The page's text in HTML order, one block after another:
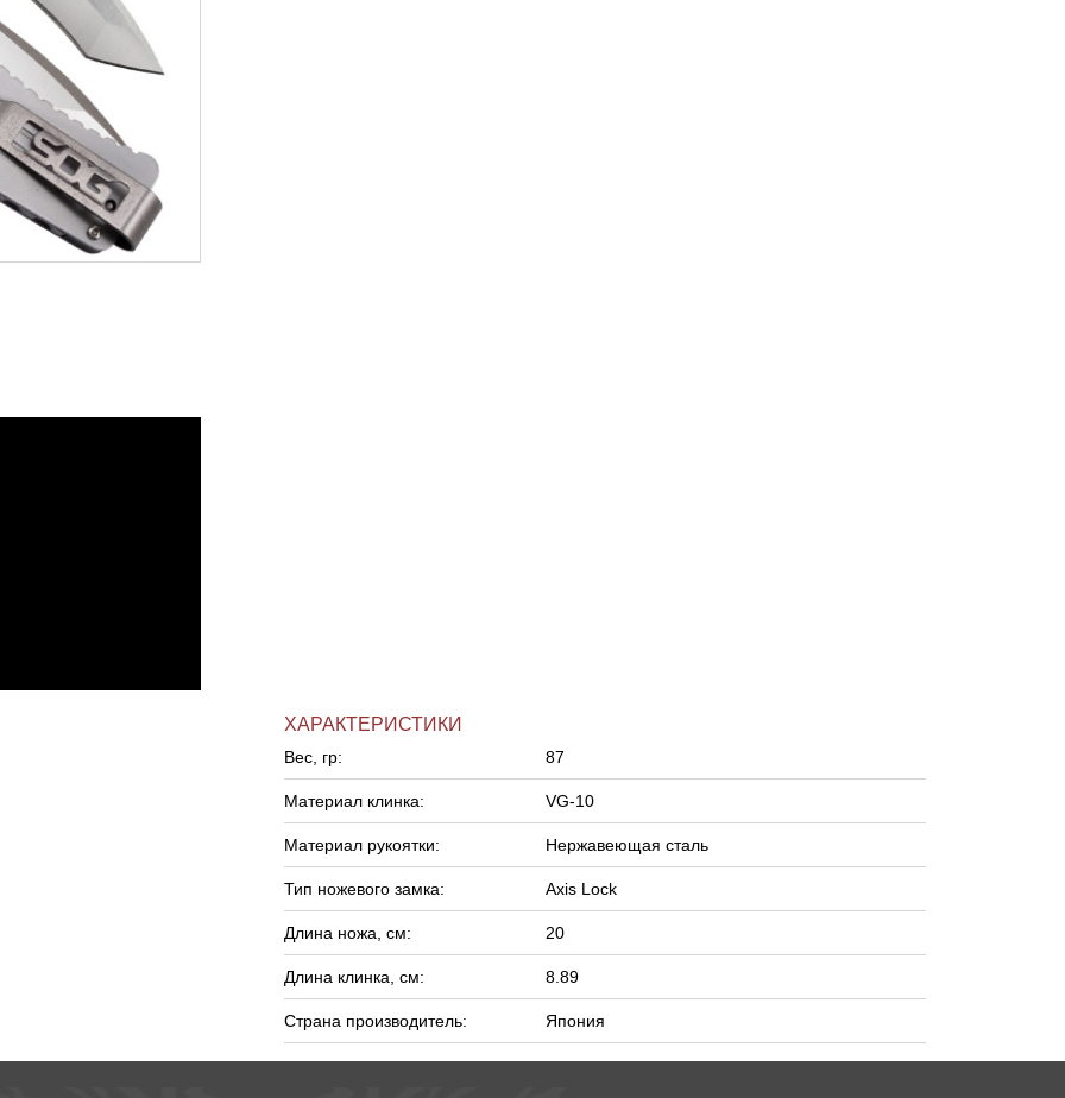
ХАРАКТЕРИСТИКИ
Вес, гр: 87
Материал клинка: VG-10
Материал рукоятки: Нержавеющая сталь
Тип ножевого замка: Axis Lock
Длина ножа, см: 20
Длина клинка, см: 8.89
Страна производитель: Япония